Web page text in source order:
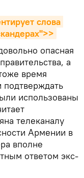
слова
опасная
а
время
подтверждать
использованы
телеканалу
Армении в
вполне
ответом экс-